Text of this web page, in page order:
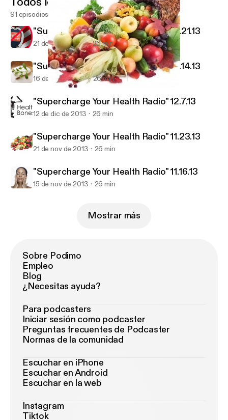
Exodus Health Center
91 episodios
"Supercharge Your Health Radio" 12.21.13
21 de dic de 2013 26 min
"Supercharge Your Health Radio" 12.14.13
16 de dic de 2013 26 min
"Supercharge Your Health Radio" 12.7.13
12 de dic de 2013 26 min
"Supercharge Your Health Radio" 11.23.13
21 de nov de 2013 26 min
"Supercharge Your Health Radio" 11.16.13
15 de nov de 2013 26 min
Mostrar más
Sobre Podimo
Empleo
Blog
¿Necesitas ayuda?
Para podcasters
Iniciar sesión como podcaster
Preguntas frecuentes de Podcaster
Normas de la comunidad
Escuchar en iPhone
Escuchar en Android
Escuchar en la web
Instagram
Tiktok